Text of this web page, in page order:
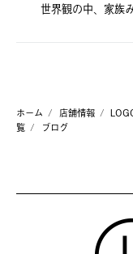
世界観の中、家族
ホーム 店舗情報
覧
ブログ